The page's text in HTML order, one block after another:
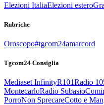
Elezioni ItaliaElezioni estero
Rubriche
Oroscopo#tgcom24amarcord
Tgcom24 Consiglia
Mediaset InfinityR101Radio
MontecarloRadio Subasio
PorroNon SprecareCotto e